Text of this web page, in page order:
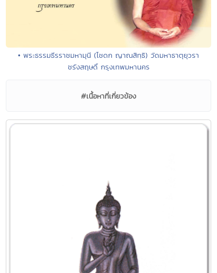
• พระธรรมธีรราชมหามุนี (โชดก ญาณสิทฺธิ) วัดมหาธาตุยุวรา
ชรังสฤษดิ์ กรุงเทพมหานคร
#เนื้อหาที่เกี่ยวข้อง